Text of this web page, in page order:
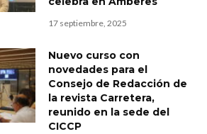
17 septiembre, 2025
Nuevo curso con
novedades para el
Consejo de Redacción de
la revista Carretera,
reunido en la sede del
CICCP